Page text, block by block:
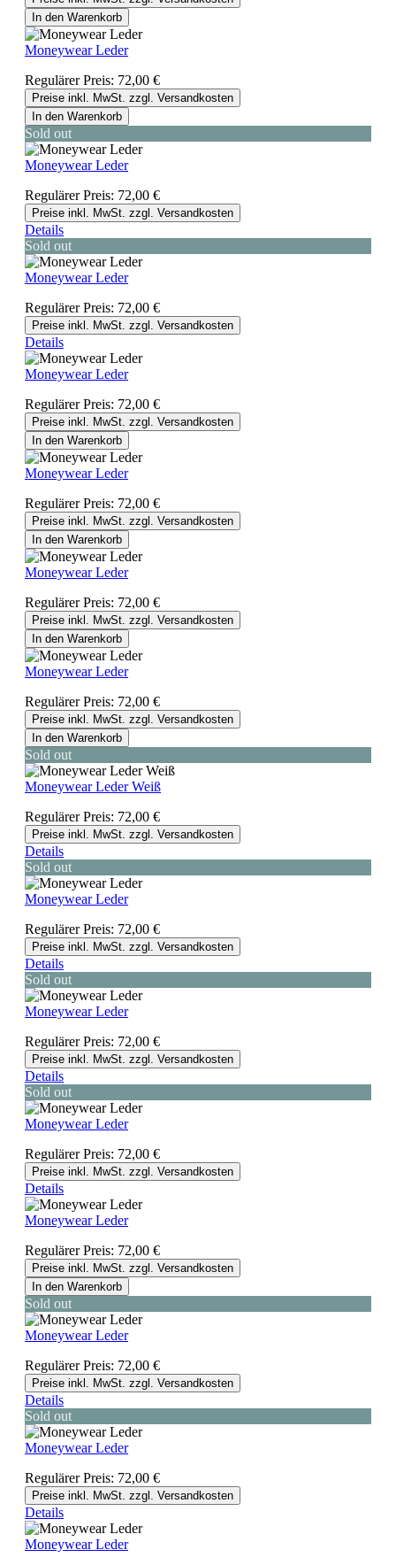
In den Warenkorb
Moneywear Leder
Regulärer Preis: 72,00 €
Preise inkl. MwSt. zzgl. Versandkosten
In den Warenkorb
Sold out
Moneywear Leder
Regulärer Preis: 72,00 €
Preise inkl. MwSt. zzgl. Versandkosten
Details
Sold out
Moneywear Leder
Regulärer Preis: 72,00 €
Preise inkl. MwSt. zzgl. Versandkosten
Details
Moneywear Leder
Regulärer Preis: 72,00 €
Preise inkl. MwSt. zzgl. Versandkosten
In den Warenkorb
Moneywear Leder
Regulärer Preis: 72,00 €
Preise inkl. MwSt. zzgl. Versandkosten
In den Warenkorb
Moneywear Leder
Regulärer Preis: 72,00 €
Preise inkl. MwSt. zzgl. Versandkosten
In den Warenkorb
Moneywear Leder
Regulärer Preis: 72,00 €
Preise inkl. MwSt. zzgl. Versandkosten
In den Warenkorb
Sold out
Moneywear Leder Weiß
Regulärer Preis: 72,00 €
Preise inkl. MwSt. zzgl. Versandkosten
Details
Sold out
Moneywear Leder
Regulärer Preis: 72,00 €
Preise inkl. MwSt. zzgl. Versandkosten
Details
Sold out
Moneywear Leder
Regulärer Preis: 72,00 €
Preise inkl. MwSt. zzgl. Versandkosten
Details
Sold out
Moneywear Leder
Regulärer Preis: 72,00 €
Preise inkl. MwSt. zzgl. Versandkosten
Details
Moneywear Leder
Regulärer Preis: 72,00 €
Preise inkl. MwSt. zzgl. Versandkosten
In den Warenkorb
Sold out
Moneywear Leder
Regulärer Preis: 72,00 €
Preise inkl. MwSt. zzgl. Versandkosten
Details
Sold out
Moneywear Leder
Regulärer Preis: 72,00 €
Preise inkl. MwSt. zzgl. Versandkosten
Details
Moneywear Leder